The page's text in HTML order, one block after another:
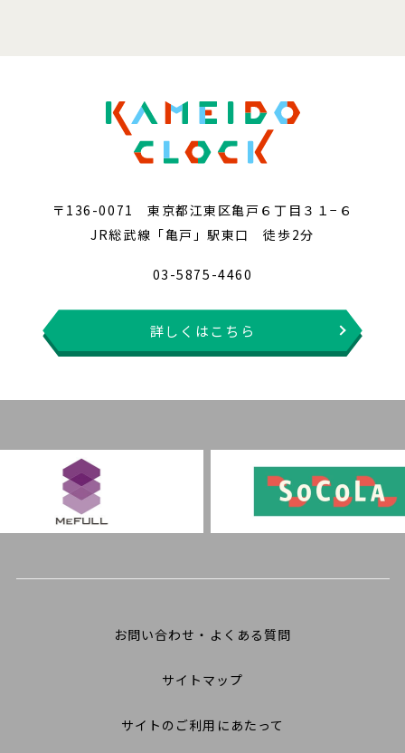
〒136-0071 東京都江東区亀戸６丁目３１−６
JR総武線「亀戸」駅東口 徒歩2分
03-5875-4460
詳しくはこちら
お問い合わせ・よくある質問
サイトマップ
サイトのご利用にあたって